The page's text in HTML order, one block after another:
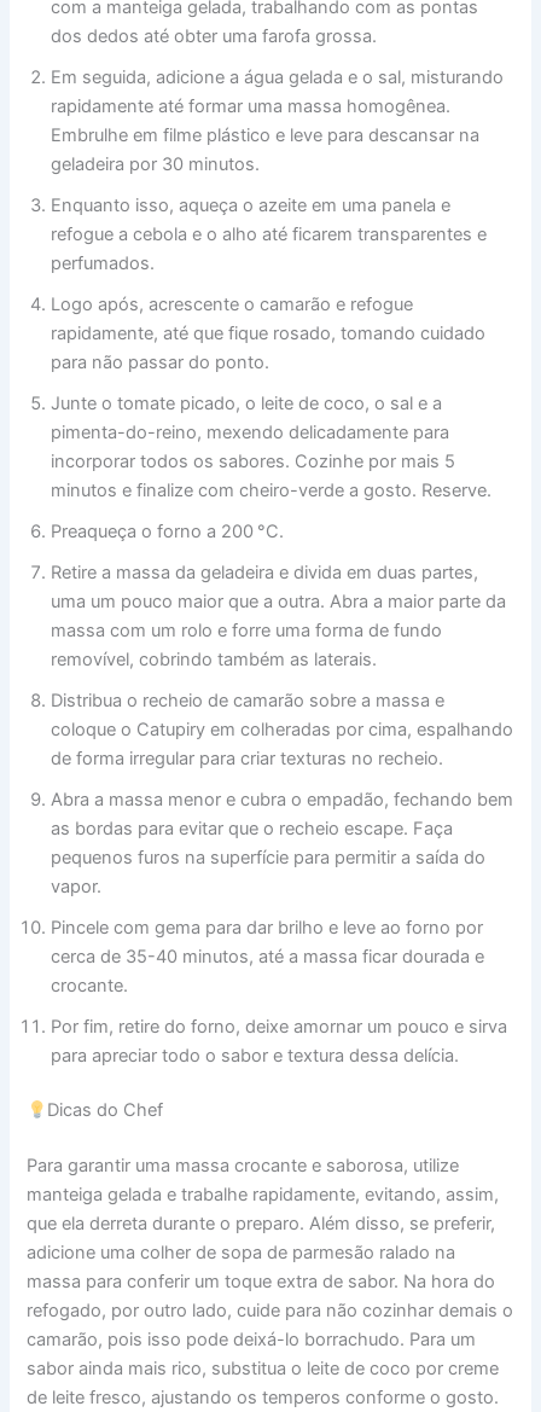
com a manteiga gelada, trabalhando com as pontas
dos dedos até obter uma farofa grossa.
Em seguida, adicione a água gelada e o sal, misturando
rapidamente até formar uma massa homogênea.
Embrulhe em filme plástico e leve para descansar na
geladeira por 30 minutos.
Enquanto isso, aqueça o azeite em uma panela e
refogue a cebola e o alho até ficarem transparentes e
perfumados.
Logo após, acrescente o camarão e refogue
rapidamente, até que fique rosado, tomando cuidado
para não passar do ponto.
Junte o tomate picado, o leite de coco, o sal e a
pimenta-do-reino, mexendo delicadamente para
incorporar todos os sabores. Cozinhe por mais 5
minutos e finalize com cheiro-verde a gosto. Reserve.
Preaqueça o forno a 200 °C.
Retire a massa da geladeira e divida em duas partes,
uma um pouco maior que a outra. Abra a maior parte da
massa com um rolo e forre uma forma de fundo
removível, cobrindo também as laterais.
Distribua o recheio de camarão sobre a massa e
coloque o Catupiry em colheradas por cima, espalhando
de forma irregular para criar texturas no recheio.
Abra a massa menor e cubra o empadão, fechando bem
as bordas para evitar que o recheio escape. Faça
pequenos furos na superfície para permitir a saída do
vapor.
Pincele com gema para dar brilho e leve ao forno por
cerca de 35-40 minutos, até a massa ficar dourada e
crocante.
Por fim, retire do forno, deixe amornar um pouco e sirva
para apreciar todo o sabor e textura dessa delícia.
Dicas do Chef
Para garantir uma massa crocante e saborosa, utilize
manteiga gelada e trabalhe rapidamente, evitando, assim,
que ela derreta durante o preparo. Além disso, se preferir,
adicione uma colher de sopa de parmesão ralado na
massa para conferir um toque extra de sabor. Na hora do
refogado, por outro lado, cuide para não cozinhar demais o
camarão, pois isso pode deixá-lo borrachudo. Para um
sabor ainda mais rico, substitua o leite de coco por creme
de leite fresco, ajustando os temperos conforme o gosto.